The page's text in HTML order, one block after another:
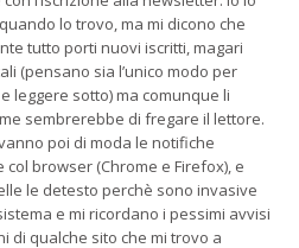
lo trovo, ma mi dicono che
tutto porti nuovi iscritti, magari
(pensano sia l’unico modo per
leggere sotto) ma comunque li
sembrerebbe di fregare il lettore.
poi di moda le notifiche
col browser (Chrome e Firefox), e
le detesto perchè sono invasive
e mi ricordano i pessimi avvisi
di qualche sito che mi trovo a